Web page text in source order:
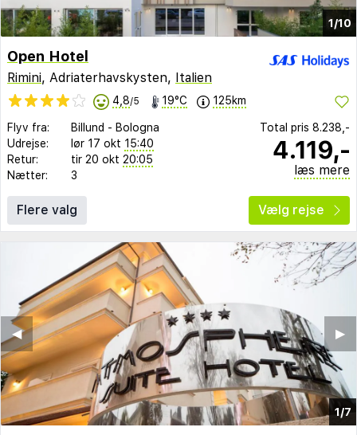
1/10
Open Hotel
Rimini, Adriaterhavskysten, Italien
4,8/5 19°C 125km
Flyv fra: Billund - Bologna
Udrejse:
lør 17 okt 15:40
Retur:
tir 20 okt 20:05
Nætter:
3
Total pris 8.238,-
4.119,-
læs mere
Flere valg Vælg rejse
1/7
▶︎
◀︎